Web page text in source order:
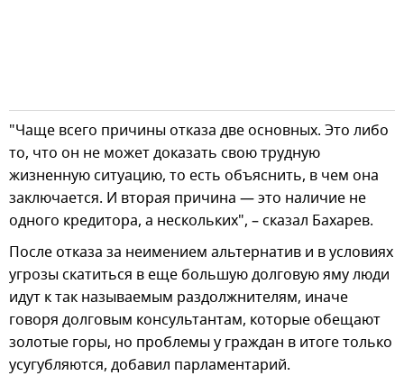
"Чаще всего причины отказа две основных. Это либо
то, что он не может доказать свою трудную
жизненную ситуацию, то есть объяснить, в чем она
заключается. И вторая причина — это наличие не
одного кредитора, а нескольких", – сказал Бахарев.
После отказа за неимением альтернатив и в условиях
угрозы скатиться в еще большую долговую яму люди
идут к так называемым раздолжнителям, иначе
говоря долговым консультантам, которые обещают
золотые горы, но проблемы у граждан в итоге только
усугубляются, добавил парламентарий.